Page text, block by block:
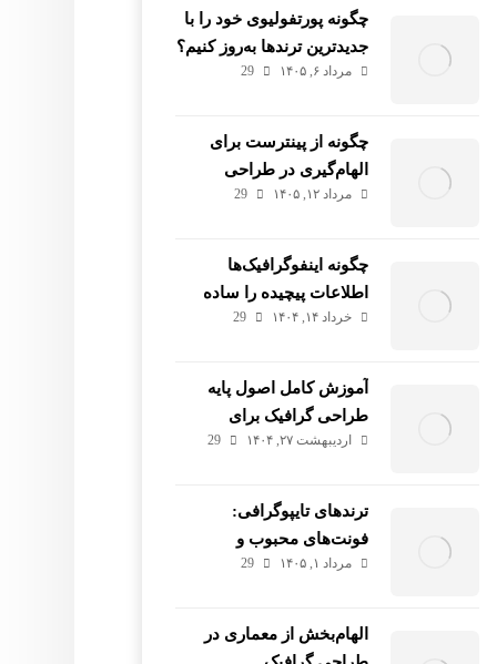
چگونه پورتفولیوی خود را با
جدیدترین ترندها به‌روز کنیم؟
مرداد ۶, ۱۴۰۵ 29
چگونه از پینترست برای
الهام‌گیری در طراحی
استفاده کنیم؟
مرداد ۱۲, ۱۴۰۵ 29
چگونه اینفوگرافیک‌ها
اطلاعات پیچیده را ساده
می‌کنند؟
خرداد ۱۴, ۱۴۰۴ 29
آموزش کامل اصول پایه
طراحی گرافیک برای
مبتدیان
اردیبهشت ۲۷, ۱۴۰۴ 29
ترندهای تایپوگرافی:
فونت‌های محبوب و
سبک‌های نوظهور
مرداد ۱, ۱۴۰۵ 29
الهام‌بخش از معماری در